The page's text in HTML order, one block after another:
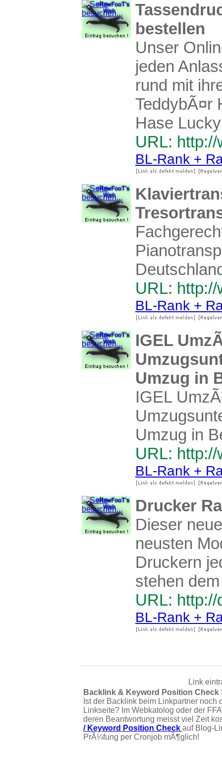
bestellen
Unser
jeden
rund mit
TeddybÃ¤r
Hase
URL:
BL-Rank +
URL:
BL-Rank +
IGEL
Umzug in
IGEL
Umzug in
URL:
BL-Rank +
Drucker
Dieser
neusten
Druckern
stehen
URL:
BL-Rank +
Link
Backlink & Keyword Position
Ist der Backlink beim Linkpartner noch
Linkseite? Im Webkatolog oder der
deren Beantwortung meisst viel Zeit
/ Keyword Position Check auf Blog-
PrÃ¼fung per Cronjob mÃ¶glich!